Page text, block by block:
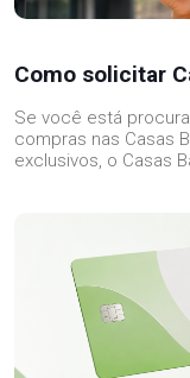
Como solicitar
Se você está
compras nas Casas
exclusivos, o Casas